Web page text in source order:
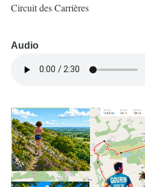
Circuit des Carrières
Audio